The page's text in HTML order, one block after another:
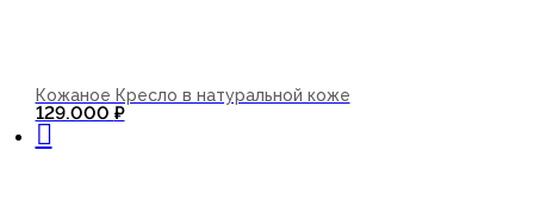
Кожаное Кресло в натуральной коже
129.000 ₽